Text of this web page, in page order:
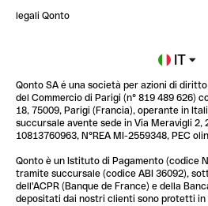
StrongHer Mentorship | Trasforma i
Glossario finanziario
legali Qonto
IT
Qonto SA é una società per azioni di
del Commercio di Parigi (n° 819 489 626)
18, 75009, Parigi (Francia), operante in
succursale avente sede in Via Meravigli 2,
10813760963, N°REA MI-2559348, PEC
Qonto è un Istituto di Pagamento (codice
tramite succursale (codice ABI 36092),
dell'ACPR (Banque de France) e della
depositati dai nostri clienti sono protetti